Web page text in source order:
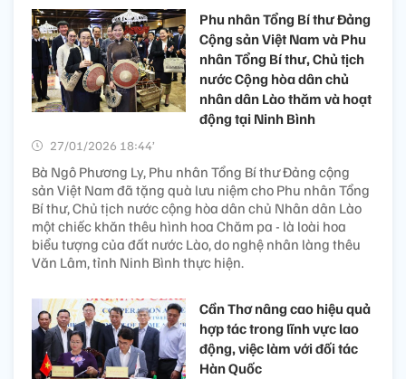
Phu nhân Tổng Bí thư Đảng
Cộng sản Việt Nam và Phu
nhân Tổng Bí thư, Chủ tịch
nước Cộng hòa dân chủ
nhân dân Lào thăm và hoạt
động tại Ninh Bình
27/01/2026 18:44’
Bà Ngô Phương Ly, Phu nhân Tổng Bí thư Đảng cộng
sản Việt Nam đã tặng quà lưu niệm cho Phu nhân Tổng
Bí thư, Chủ tịch nước cộng hòa dân chủ Nhân dân Lào
một chiếc khăn thêu hình hoa Chăm pa - là loài hoa
biểu tượng của đất nước Lào, do nghệ nhân làng thêu
Văn Lâm, tỉnh Ninh Bình thực hiện.
Cần Thơ nâng cao hiệu quả
hợp tác trong lĩnh vực lao
động, việc làm với đối tác
Hàn Quốc